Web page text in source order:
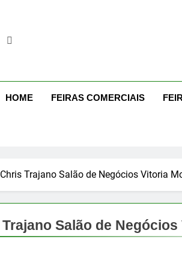
HOME FEIRAS COMERCIAIS
Chris Trajano Salão de Negócios Vitoria
Salão de